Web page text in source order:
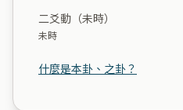
二爻動（未時）
未時
什麼是本卦、之卦？